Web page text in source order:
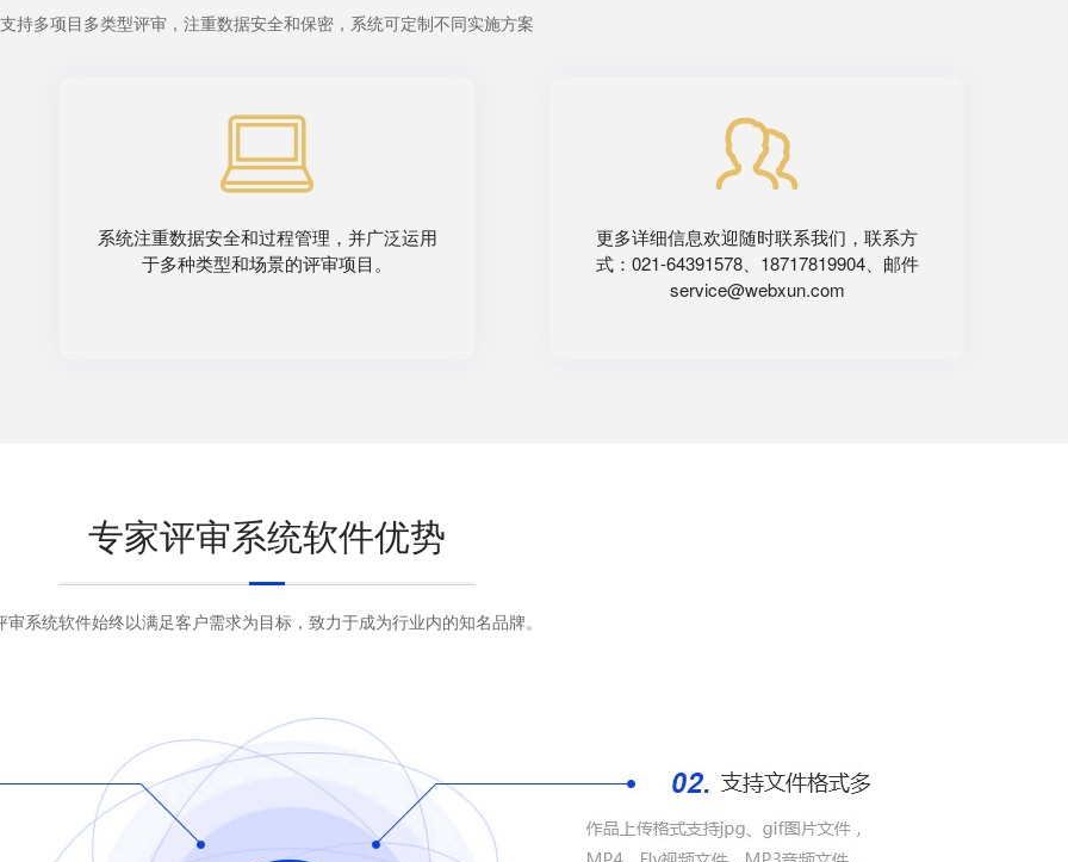
支持多项目多类型评审，注重数据安全和保密，系统可定制不同实施方案
系统注重数据安全和过程管理，并广泛运用
于多种类型和场景的评审项目。
更多详细信息欢迎随时联系我们，联系方
式：021-64391578、18717819904、邮件
service@webxun.com
专家评审系统软件优势
审系统软件始终以满足客户需求为目标，致力于成为行业内的知名品牌。